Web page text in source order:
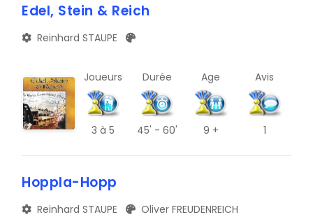
Edel, Stein & Reich
Reinhard STAUPE
Joueurs
3 à 5
Durée
45' - 60'
Age
9 +
Avis
1
Hoppla-Hopp
Reinhard STAUPE Oliver FREUDENREICH